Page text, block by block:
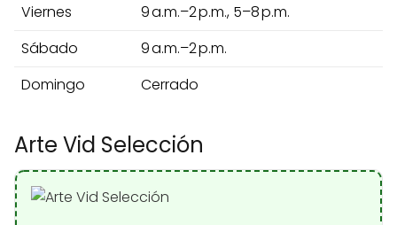
Viernes
9 a.m.–2 p.m., 5–8 p.m.
Sábado
9 a.m.–2 p.m.
Domingo
Cerrado
Arte Vid Selección